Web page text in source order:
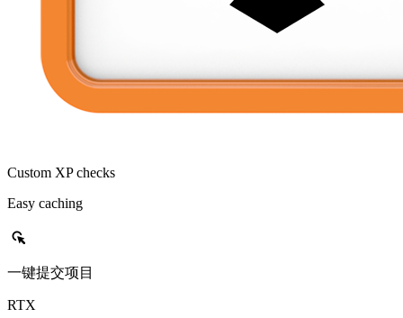
Custom XP checks
Easy caching
left_click
一键提交项目
RTX